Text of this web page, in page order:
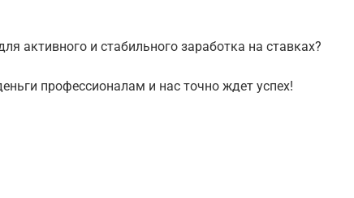
активного и стабильного заработка на ставках?
профессионалам и нас точно ждет успех!